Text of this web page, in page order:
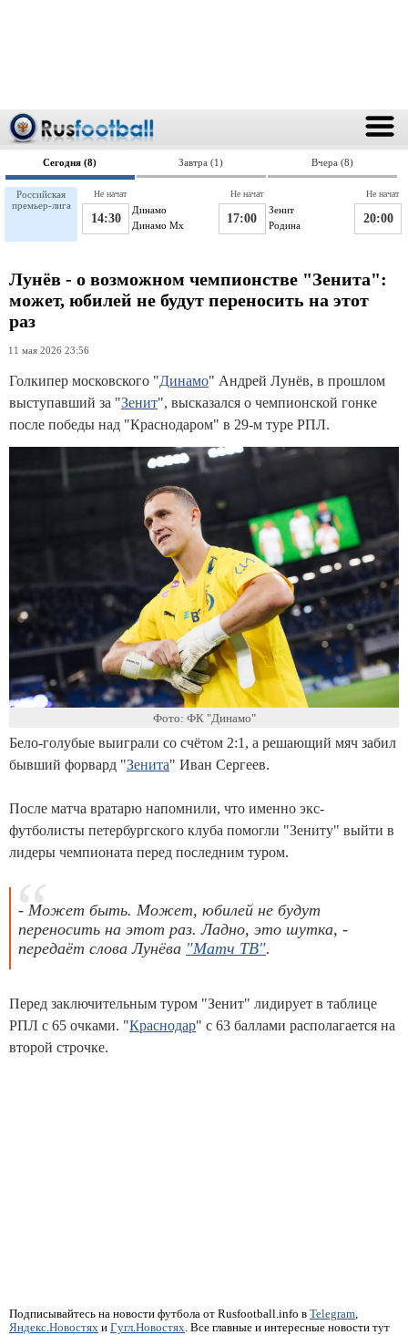
Сегодня (8) Завтра (1) Вчера (8)
Российская
премьер-лига
Динамо
14:30 Динамо Мх
Не начат
Зенит
17:00 Родина
Не начат
20:00
Не начат
Лунёв - о возможном чемпионстве "Зенита":
может, юбилей не будут переносить на этот
раз
11 мая 2026 23:56
Голкипер московского "Динамо" Андрей Лунёв, в прошлом
выступавший за "Зенит", высказался о чемпионской гонке
после победы над "Краснодаром" в 29-м туре РПЛ.
Фото: ФК "Динамо"
Бело-голубые выиграли со счётом 2:1, а решающий мяч забил
бывший форвард "Зенита" Иван Сергеев.
После матча вратарю напомнили, что именно экс-
футболисты петербургского клуба помогли "Зениту" выйти в
лидеры чемпионата перед последним туром.
- Может быть. Может, юбилей не будут
переносить на этот раз. Ладно, это шутка, -
передаёт слова Лунёва "Матч ТВ".
Перед заключительным туром "Зенит" лидирует в таблице
РПЛ с 65 очками. "Краснодар" с 63 баллами располагается на
второй строчке.
Подписывайтесь на новости футбола от Rusfootball.info в Telegram
Яндекс.Новостях и Гугл.Новостях . Все главные и интересные новости тут